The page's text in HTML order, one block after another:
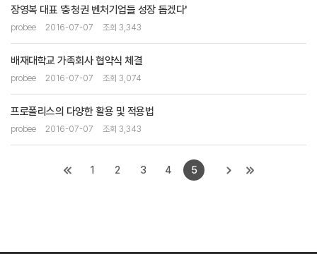
장영복 대표 '충청권 벤처기업들 성장 돕겠다'
probee 2016-07-07 조회 3,343
배재대학교 가족회사 협약식 체결
probee 2016-07-07 조회 3,074
프로폴리스의 다양한 활용 및 적용법
probee 2016-07-07 조회 3,343
1 2 3 4 5